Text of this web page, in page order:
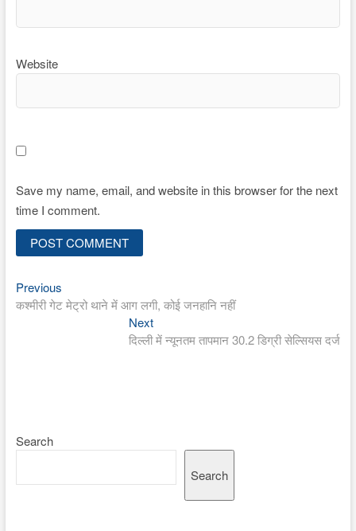
Website
Save my name, email, and website in this browser for the next
time I comment.
Post
navigation
PreviousPrevious
post:
कश्मीरी गेट मेट्रो थाने में आग लगी, कोई जनहानि नहीं
NextNext
post:
दिल्ली में न्यूनतम तापमान 30.2 डिग्री सेल्सियस दर्ज
Search
Search